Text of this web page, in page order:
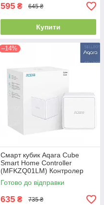
595 ₴ 645 ₴
Купити
–14%
Смарт кубик Aqara Cube
Smart Home Controller
(MFKZQ01LM) Контролер
Apple HomeKit
Готово до відправки
635 ₴ 735 ₴